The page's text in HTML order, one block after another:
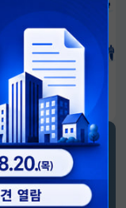
년
식
스타그램